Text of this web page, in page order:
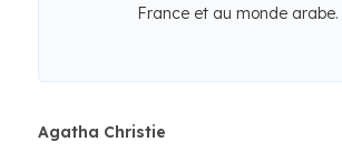
France et au monde arabe.
Agatha Christie